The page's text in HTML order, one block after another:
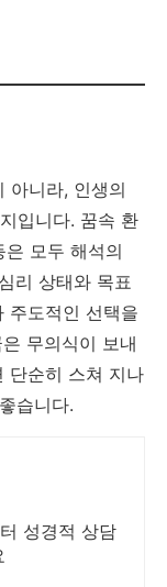
아니라, 인생의
입니다. 꿈속 환
모두 해석의
리 상태와 목표
주도적인 선택을
무의식이 보내
단순히 스쳐 지나
습니다.
성경적 상담